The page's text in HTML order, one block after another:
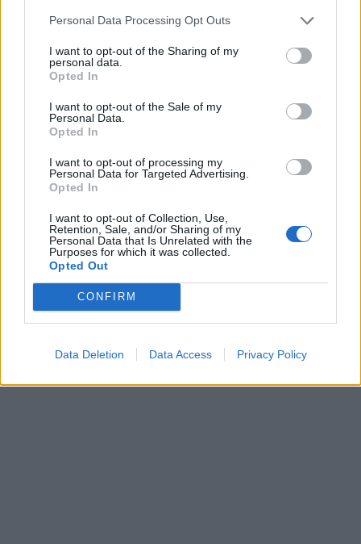
Personal Data Processing Opt Outs
I want to opt-out of the Sharing of my
personal data.
Opted In
I want to opt-out of the Sale of my
Personal Data.
Opted In
I want to opt-out of processing my
Personal Data for Targeted Advertising.
Opted In
I want to opt-out of Collection, Use,
Retention, Sale, and/or Sharing of my
Personal Data that Is Unrelated with the
Purposes for which it was collected.
Opted Out
CONFIRM
Data Deletion Data Access Privacy Policy
Lietuvos čempionų
rūpinsis naujas komandos
„Neptūnas“ atsisveikino
su aukštaūgiu
„Neptūno“ Tauragėje
laukia arši kova dėl
trečiosios vietos
Jaunosios klaipėdietės –
Lietuvos vicečempionės:
įkvepia mūsų miesto